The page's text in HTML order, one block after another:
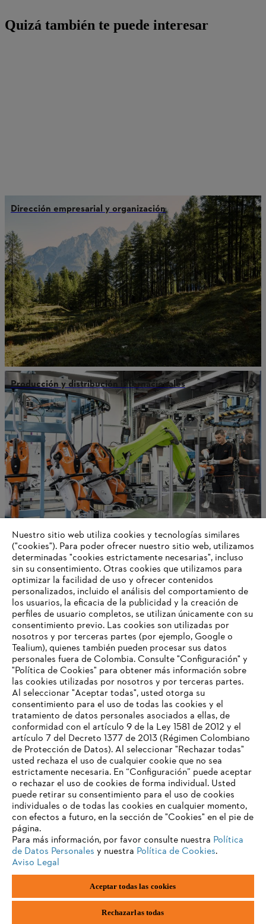
Quizá también te puede interesar
Dirección empresarial y organización
Producción y distribución internacionales
STIHL en Alemania
Información para proveedores
Productos
Contacto
Carrera profesional
Sistema de denuncia de irregularidades
Política de privacidad
Información sobre cookies
ANDREAS STIHL AG & Co. KG ©2023
Nuestro sitio web utiliza cookies y tecnologías similares
("cookies"). Para poder ofrecer nuestro sitio web, utilizamos
determinadas "cookies estrictamente necesarias", incluso
sin su consentimiento. Otras cookies que utilizamos para
optimizar la facilidad de uso y ofrecer contenidos
personalizados, incluido el análisis del comportamiento de
los usuarios, la eficacia de la publicidad y la creación de
perfiles de usuario completos, se utilizan únicamente con su
consentimiento previo. Las cookies son utilizadas por
nosotros y por terceras partes (por ejemplo, Google o
Tealium), quienes también pueden procesar sus datos
personales fuera de Colombia. Consulte "Configuración" y
"Política de Cookies" para obtener más información sobre
las cookies utilizadas por nosotros y por terceras partes.
Al seleccionar "Aceptar todas", usted otorga su
consentimiento para el uso de todas las cookies y el
tratamiento de datos personales asociados a ellas, de
conformidad con el artículo 9 de la Ley 1581 de 2012 y el
artículo 7 del Decreto 1377 de 2013 (Régimen Colombiano
de Protección de Datos). Al seleccionar "Rechazar todas"
usted rechaza el uso de cualquier cookie que no sea
estrictamente necesaria. En “Configuración” puede aceptar
o rechazar el uso de cookies de forma individual. Usted
puede retirar su consentimiento para el uso de cookies
individuales o de todas las cookies en cualquier momento,
con efectos a futuro, en la sección de "Cookies" en el pie de
página.
Para más información, por favor consulte nuestra Política
de Datos Personales y nuestra Política de Cookies.
Aviso Legal
Aceptar todas las cookies
Rechazarlas todas